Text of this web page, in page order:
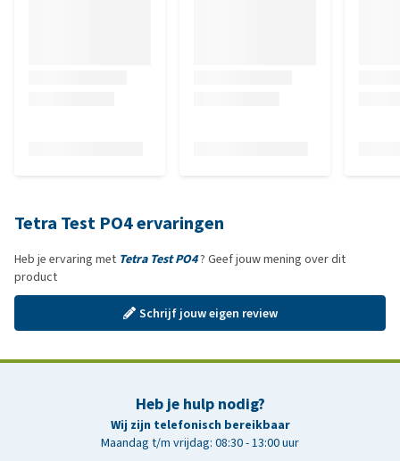
Tetra Test PO4 ervaringen
Heb je ervaring met Tetra Test PO4? Geef jouw mening over dit
product
Schrijf jouw eigen review
Heb je hulp nodig?
Wij zijn telefonisch bereikbaar
Maandag t/m vrijdag: 08:30 - 13:00 uur